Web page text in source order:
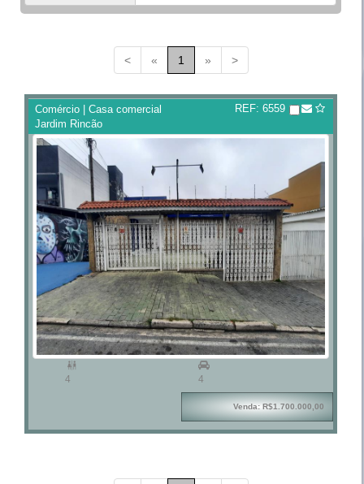
< « 1 » >
Comércio | Casa comercial
Jardim Rincão
REF: 6559

4 4
Venda: R$1.700.000,00